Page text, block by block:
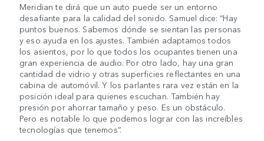
Meridian te dirá que un auto puede ser un entorno
desafiante para la calidad del sonido. Samuel dice: “Hay
puntos buenos. Sabemos dónde se sientan las personas
y eso ayuda en los ajustes. También adaptamos todos
los asientos, por lo que todos los ocupantes tienen una
gran experiencia de audio. Por otro lado, hay una gran
cantidad de vidrio y otras superficies reflectantes en una
cabina de automóvil. Y los parlantes rara vez están en la
posición ideal para quienes escuchan. También hay
presión por ahorrar tamaño y peso. Es un obstáculo.
Pero es notable lo que podemos lograr con las increíbles
tecnologías que tenemos”.